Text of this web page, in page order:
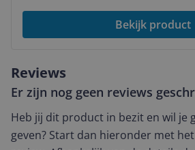
Bekijk product
Reviews
Er zijn nog geen reviews
Heb jij dit product in bezit en wil je
geven? Start dan hieronder met